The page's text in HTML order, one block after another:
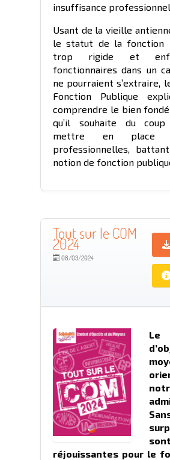
insuffisance
Usant de la vieille
le statut de la fonction
trop rigide et
fonctionnaires dans un
ne pourraient s’extraire,
Fonction Publique
comprendre le bien
qu’il souhaite du
mettre en place
professionnelles,
notion de fonction
Tout sur le COM
2024
08/03/2024
réjouissantes pour le